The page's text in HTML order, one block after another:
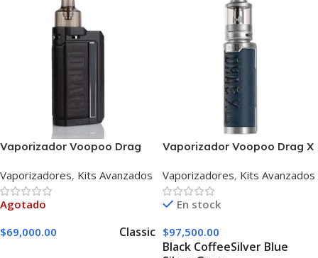
Vaporizador Voopoo Drag
Vaporizadores, Kits Avanzados
Agotado
$69,000.00 Classic
Vaporizador Voopoo Drag X
Vaporizadores, Kits Avanzados
En stock
$97,500.00
Black CoffeeSilver Blue